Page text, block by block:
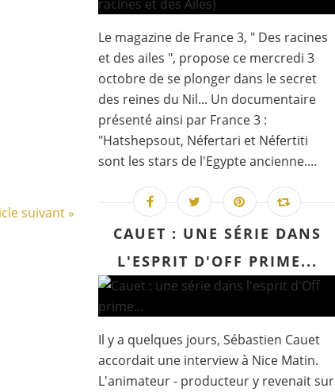
suivant »
Le magazine de France 3, " Des racines
et des ailes ", propose ce mercredi 3
octobre de se plonger dans le secret
des reines du Nil... Un documentaire
présenté ainsi par France 3 :
"Hatshepsout, Néfertari et Néfertiti
sont les stars de l'Egypte ancienne....
CAUET : UNE SÉRIE DANS
L'ESPRIT D'OFF PRIME...
Il y a quelques jours, Sébastien Cauet
accordait une interview à Nice Matin.
L'animateur - producteur y revenait sur